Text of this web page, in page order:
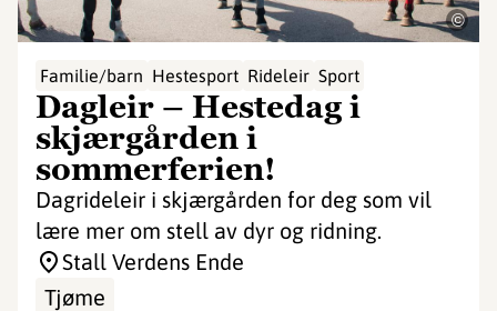
©
Familie/barn Hestesport Rideleir Sport
Dagleir – Hestedag i
skjærgården i
sommerferien!
Dagrideleir i skjærgården for deg som vil
lære mer om stell av dyr og ridning.
Stall Verdens Ende
Tjøme